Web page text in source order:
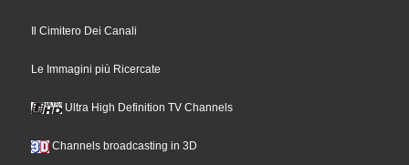
Il Cimitero Dei Canali
Le Immagini più Ricercate
Ultra High Definition TV Channels
Channels broadcasting in 3D